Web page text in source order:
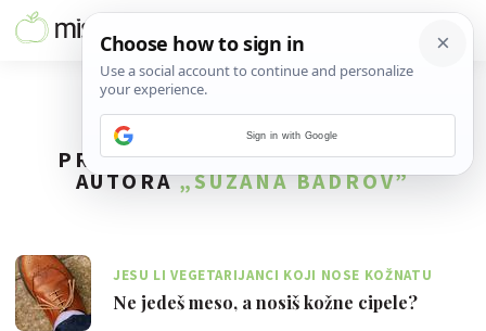
PRONAĐENO90REZULTATA ZA
AUTORA„SUZANA BADROV”
JESU LI VEGETARIJANCI KOJI NOSE KOŽNATU
ODJEĆU NEMORALNI?
Ne jedeš meso, a nosiš kožne cipele?
Sign in with Google